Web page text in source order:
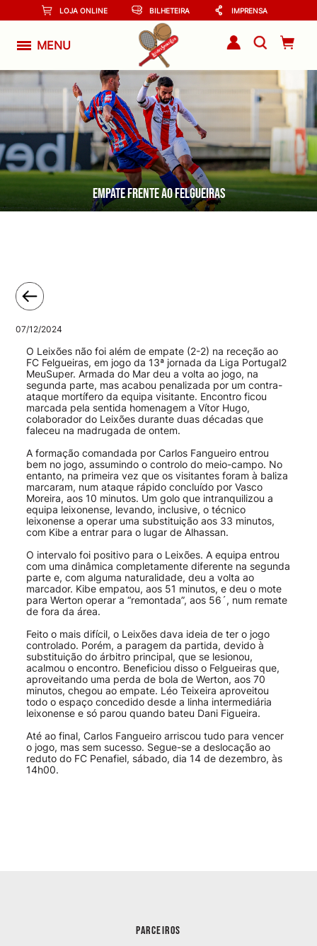
LOJA ONLINE BILHETEIRA IMPRENSA
MENU
EMPATE FRENTE AO FELGUEIRAS
07/12/2024
O Leixões não foi além de empate (2-2) na receção ao
FC Felgueiras, em jogo da 13ª jornada da Liga Portugal2
MeuSuper. Armada do Mar deu a volta ao jogo, na
segunda parte, mas acabou penalizada por um contra-
ataque mortífero da equipa visitante. Encontro ficou
marcada pela sentida homenagem a Vítor Hugo,
colaborador do Leixões durante duas décadas que
faleceu na madrugada de ontem.
A formação comandada por Carlos Fangueiro entrou
bem no jogo, assumindo o controlo do meio-campo. No
entanto, na primeira vez que os visitantes foram à baliza
marcaram, num ataque rápido concluído por Vasco
Moreira, aos 10 minutos. Um golo que intranquilizou a
equipa leixonense, levando, inclusive, o técnico
leixonense a operar uma substituição aos 33 minutos,
com Kibe a entrar para o lugar de Alhassan.
O intervalo foi positivo para o Leixões. A equipa entrou
com uma dinâmica completamente diferente na segunda
parte e, com alguma naturalidade, deu a volta ao
marcador. Kibe empatou, aos 51 minutos, e deu o mote
para Werton operar a “remontada”, aos 56´, num remate
de fora da área.
Feito o mais difícil, o Leixões dava ideia de ter o jogo
controlado. Porém, a paragem da partida, devido à
substituição do árbitro principal, que se lesionou,
acalmou o encontro. Beneficiou disso o Felgueiras que,
aproveitando uma perda de bola de Werton, aos 70
minutos, chegou ao empate. Léo Teixeira aproveitou
todo o espaço concedido desde a linha intermediária
leixonense e só parou quando bateu Dani Figueira.
Até ao final, Carlos Fangueiro arriscou tudo para vencer
o jogo, mas sem sucesso. Segue-se a deslocação ao
reduto do FC Penafiel, sábado, dia 14 de dezembro, às
14h00.
PARCEIROS